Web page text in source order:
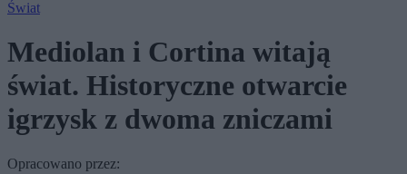
Świat
Mediolan i Cortina witają
świat. Historyczne otwarcie
igrzysk z dwoma zniczami
Opracowano przez: